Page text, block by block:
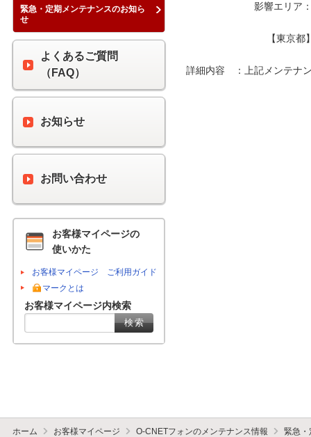
影響エリア：　下記
【東京都】　文
詳細内容　：上記メンテナ
緊急・定期メンテナンスのお知ら
せ
よくあるご質問
（FAQ）
お知らせ
お問い合わせ
お客様マイページの
使いかた
お客様マイページ ご利用ガイド
マークとは
お客様マイページ内検索
ホーム お客様マイページ O-CNETフォンのメンテナンス情報 緊急・